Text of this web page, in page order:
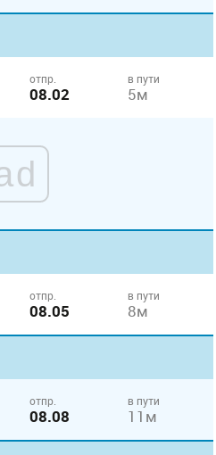
отпр.
08.02
в пути
5м
отпр.
08.05
в пути
8м
отпр.
08.08
в пути
11м